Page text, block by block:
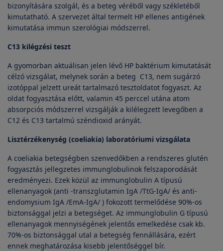
bizonyítására szolgál, és a beteg véréből vagy székletéből
kimutatható. A szervezet által termelt HP ellenes antigének
kimutatása immun szerológiai módszerrel.
C13 kilégzési teszt
A gyomorban aktuálisan jelen lévő HP baktérium kimutatását
célzó vizsgálat, melynek során a beteg C13, nem sugárzó
izotóppal jelzett ureát tartalmazó tesztoldatot fogyaszt. Az
oldat fogyasztása előtt, valamin 45 perccel utána atom
absorpciós módszerrel vizsgálják a kilélegzett levegőben a
C12 és C13 tartalmú széndioxid arányát.
Lisztérzékenység (coeliakia) laboratóriumi vizsgálata
A coeliakia betegségben szenvedőkben a rendszeres glutén
fogyasztás jellegzetes immunglobulinok felszaporodását
eredményezi. Ezek közül az immunglobulin A típusú
ellenanyagok (anti -transzglutamin IgA /TtG-IgA/ és anti-
endomysium IgA /EmA-IgA/ ) fokozott termelődése 90%-os
biztonsággal jelzi a betegséget. Az immunglobulin G típusú
ellenanyagok mennyiségének jelentős emelkedése csak kb.
70%-os biztonsággal utal a betegség fennállására, ezért
ennek meghatározása kisebb jelentőséggel bír.